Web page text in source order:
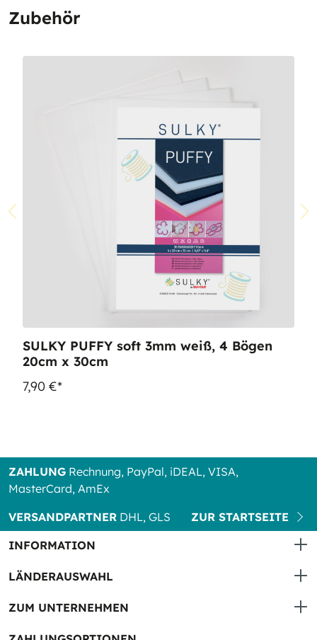
Zubehör
SULKY PUFFY soft 3mm weiß, 4 Bögen
20cm x 30cm
7,90 €*
ZAHLUNG Rechnung, PayPal, iDEAL, VISA,
MasterCard, AmEx
VERSANDPARTNER DHL, GLS
ZUR STARTSEITE
INFORMATION
LÄNDERAUSWAHL
ZUM UNTERNEHMEN